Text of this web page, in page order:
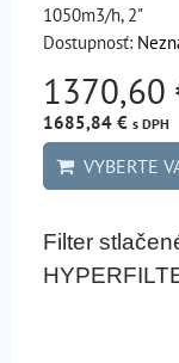
1050m3/h, 2"
Dostupnosť:
1370,60
1685,84 € s DPH
VYBERTE
Filter